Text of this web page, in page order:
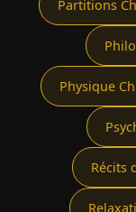
Partitions
Physique
Récits